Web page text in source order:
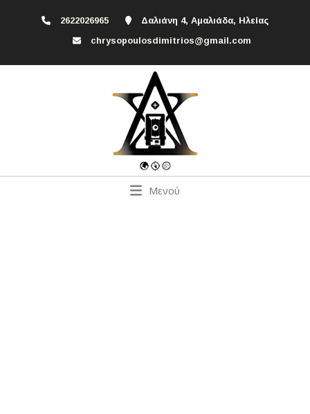
2622026965
Δαλιάνη 4, Αμαλιάδα, Ηλείας
chrysopoulosdimitrios@gmail.com
Μενού